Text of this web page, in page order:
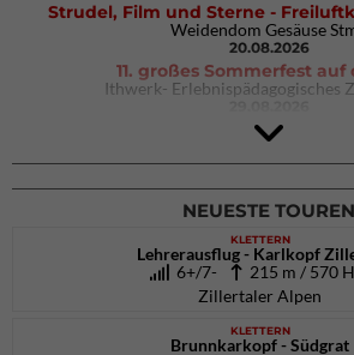
Strudel, Film und Sterne -
Weidendom Gesäuse
20.08.2026
11. großes Sommerfest
Ithwerk- Erlebnispädagogisches
4Blocs KIDS 2026
DAV Kletter- & Boulderzentrum
26.09.2026
NEUESTE TOUREN
KLETTERN
Lehrerausflug - Karlkopf
6+/7-
215 m / 570
Zillertaler Alpen
KLETTERN
Brunnkarkopf - Südgrat